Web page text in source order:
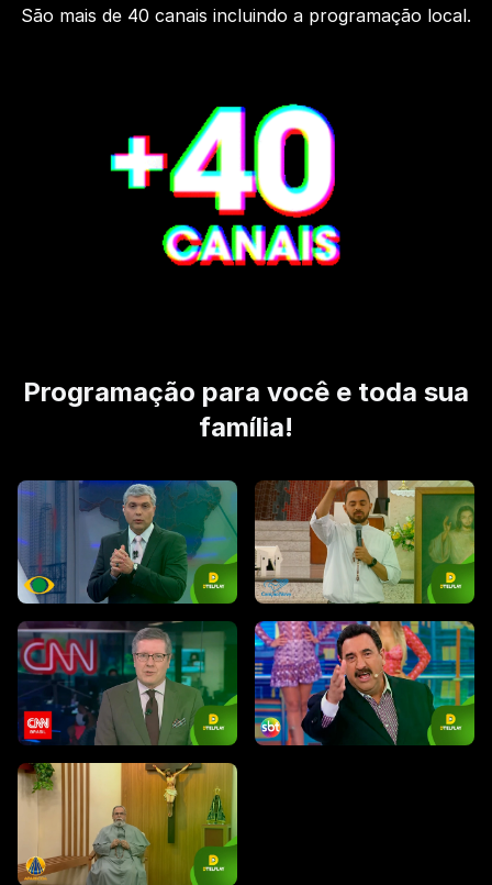
São mais de 40 canais incluindo a programação local.
Programação para você e toda sua
família!